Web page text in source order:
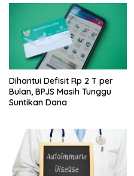
Dihantui Defisit Rp 2 T per
Bulan, BPJS Masih Tunggu
Suntikan Dana